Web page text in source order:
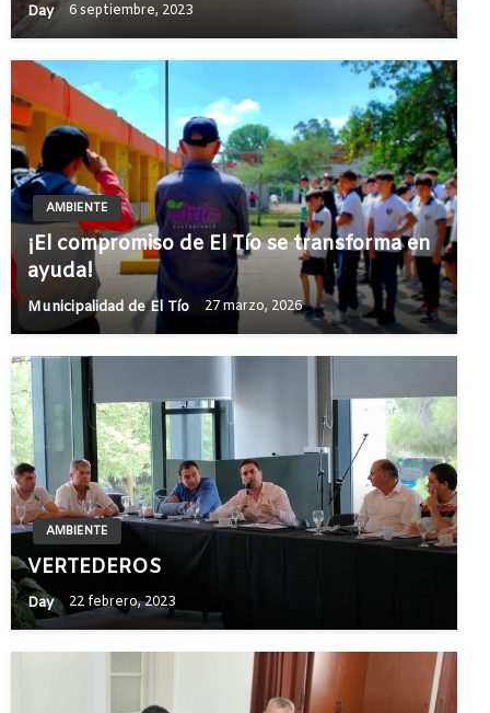
Day 6 septiembre, 2023
AMBIENTE
¡El compromiso de El Tío se transforma en
ayuda!
Municipalidad de El Tío 27 marzo, 2026
AMBIENTE
VERTEDEROS
Day 22 febrero, 2023